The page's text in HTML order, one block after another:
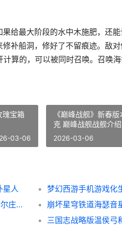
给最大阶段的水中木施肥，还
补船洞，修好了不留痕迹。敌
算的，可以被同时召唤。召唤
瑰宝箱
03-06
《巅峰战舰》新春
克 巅峰战舰战舰介绍
2026-03-06
星人
摩尔庄园么么公主装和紫梦花套如何拿 摩尔庄园么么公主生日